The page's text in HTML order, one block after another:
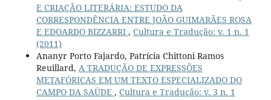
E CRIAÇÃO LITERÁRIA: ESTUDO DA
CORRESPONDÊNCIA ENTRE JOÃO GUIMARÃES ROSA
E EDOARDO BIZZARRI , Cultura e Tradução: v. 1 n. 1
(2011)
Ananyr Porto Fajardo, Patrícia Chittoni Ramos
Reuillard, A TRADUÇÃO DE EXPRESSÕES
METAFÓRICAS EM UM TEXTO ESPECIALIZADO DO
CAMPO DA SAÚDE , Cultura e Tradução: v. 3 n. 1